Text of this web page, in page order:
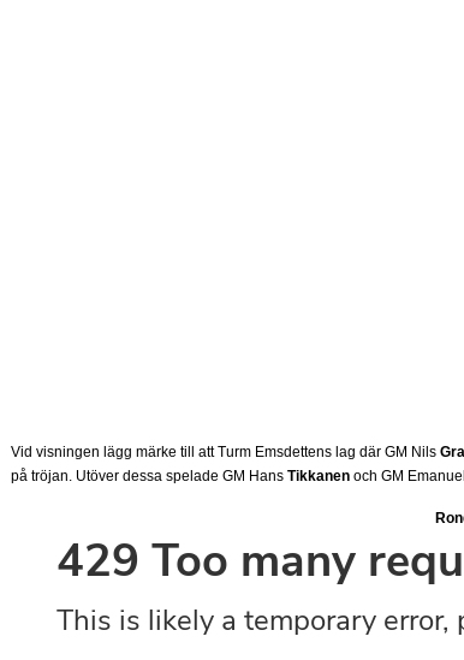
Vid visningen lägg märke till att Turm Emsdettens lag där GM Nils
på tröjan. Utöver dessa spelade GM Hans Tikkanenoch GM Emanuel